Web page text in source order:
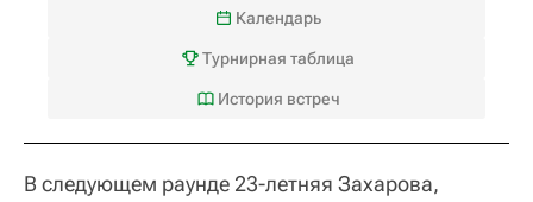
Календарь
Турнирная таблица
История встреч
В следующем раунде 23-летняя Захарова,